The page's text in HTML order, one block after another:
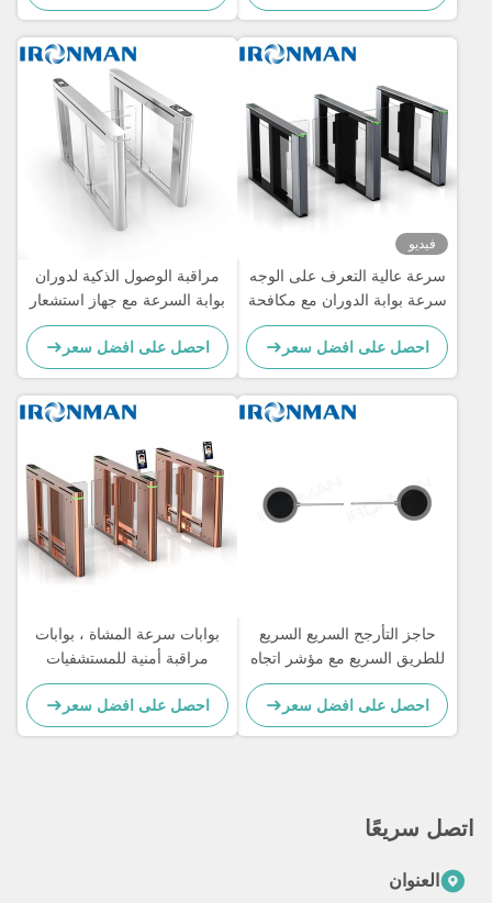
التعرف على الوجه
الدوران مع مكافحة
لمباني المكاتب
على افضل سعر
مراقبة الوصول الذكية لدوران
بوابة السرعة مع جهاز استشعار
الكشف بالأشعة تحت الحمراء
احصل على افضل سعر
السريع السريع
السريع مع مؤشر اتجاه
على افضل سعر
بوابات سرعة المشاة ، بوابات
مراقبة أمنية للمستشفيات
احصل على افضل سعر